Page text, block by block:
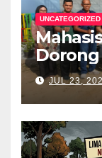
UNCATEGORIZED
JUL 23,